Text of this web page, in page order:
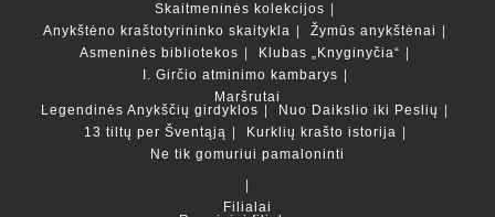
Skaitmeninės kolekcijos
Anykštėno kraštotyrininko skaitykla
Žymūs anykštėnai
Asmeninės bibliotekos
Klubas „Knyginyčia“
I. Girčio atminimo kambarys
Maršrutai
Legendinės Anykščių girdyklos
Nuo Daikslio iki Peslių
13 tiltų per Šventąją
Kurklių krašto istorija
Ne tik gomuriui pamaloninti
Filialai